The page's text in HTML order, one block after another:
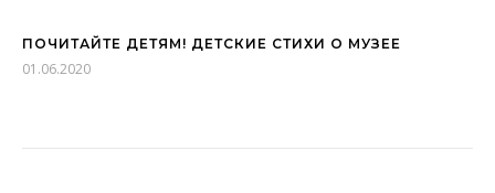
ПОЧИТАЙТЕ ДЕТЯМ! ДЕТСКИЕ СТИХИ О МУЗЕЕ
01.06.2020